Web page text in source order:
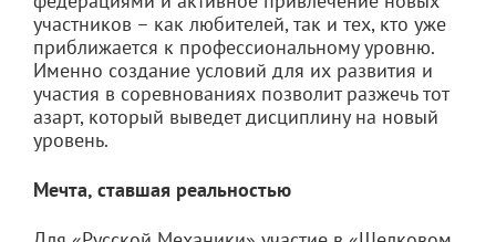
участников – как любителей, так и тех, кто уже
приближается к профессиональному уровню.
Именно создание условий для их развития и
участия в соревнованиях позволит разжечь тот
азарт, который выведет дисциплину на новый
уровень.
Мечта, ставшая реальностью